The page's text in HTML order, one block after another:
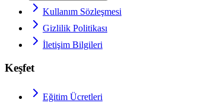
Kullanım Sözleşmesi
Gizlilik Politikası
İletişim Bilgileri
Keşfet
Eğitim Ücretleri